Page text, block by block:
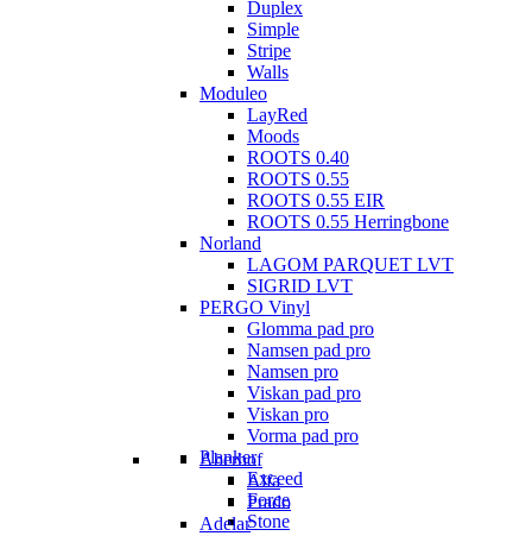
Duplex
Simple
Stripe
Walls
Moduleo
LayRed
Moods
ROOTS 0.40
ROOTS 0.55
ROOTS 0.55 EIR
ROOTS 0.55 Herringbone
Norland
LAGOM PARQUET LVT
SIGRID LVT
PERGO Vinyl
Glomma pad pro
Namsen pad pro
Namsen pro
Viskan pad pro
Viskan pro
Vorma pad pro
Planker
Exceed
Force
Stone
Aberhof
Alfa
Prado
Adelar